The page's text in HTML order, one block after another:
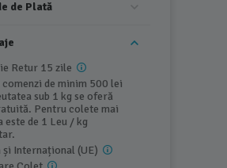
de Plată
Retur 15 zile
de minim 500 lei
sub 1 kg se oferă
Pentru colete mai
este de 1 Leu / kg
Internațional (UE)